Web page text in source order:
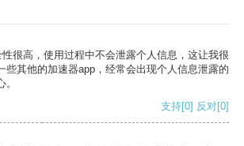
很高，使用过程中不会泄露个人信息，这让我很
些其他的加速器app，经常会出现个人信息泄露的
支持[0] 反对[0]